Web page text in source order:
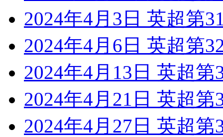
2024年4月3日 英超第
2024年4月6日 英超第
2024年4月13日 英超
2024年4月21日 英超
2024年4月27日 英超